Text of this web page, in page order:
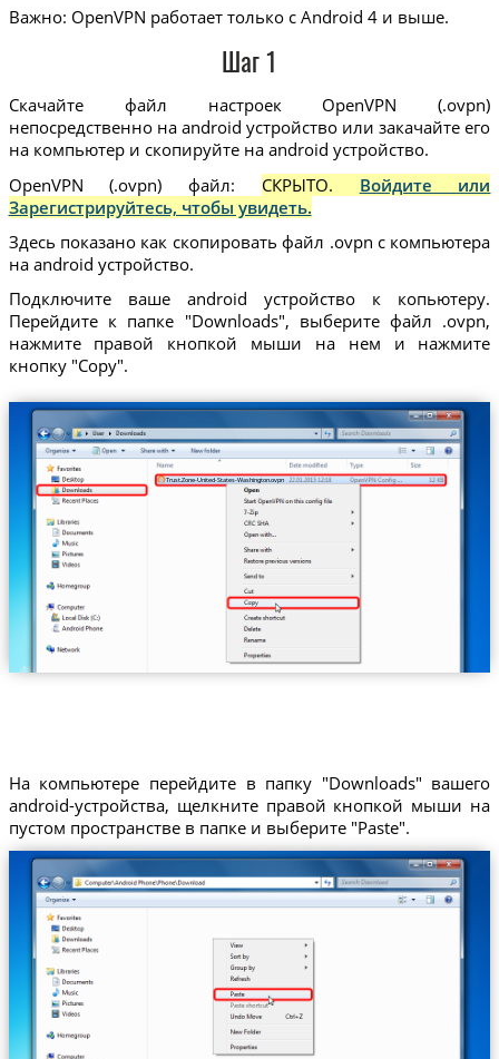
Важно: OpenVPN работает только с Android 4 и выше.
Шаг 1
Скачайте файл настроек OpenVPN (.ovpn)
непосредственно на android устройство или закачайте его
на компьютер и скопируйте на android устройство.
OpenVPN (.ovpn) файл:
СКРЫТО. Войдите или
Зарегистрируйтесь, чтобы увидеть.
Здесь показано как скопировать файл .ovpn с компьютера
на android устройство.
Подключите ваше android устройство к копьютеру.
Перейдите к папке "Downloads", выберите файл .ovpn,
нажмите правой кнопкой мыши на нем и нажмите
кнопку "Copy".
Trust.Zone-United-States-Washington.ovpn
На компьютере перейдите в папку "Downloads" вашего
android-устройства, щелкните правой кнопкой мыши на
пустом пространстве в папке и выберите "Paste".